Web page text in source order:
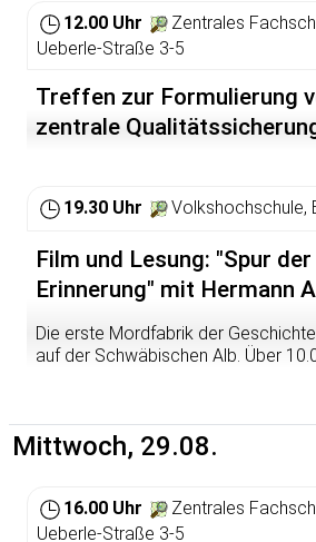
12.00 Uhr
Zentrales
Ueberle-Straße 3-5
Treffen zur Formulierung
zentrale
19.30 Uhr Volkshochschule,
Film und Lesung: "Spur der
Erinnerung" mit Hermann
Die erste Mordfabrik der
auf der Schwäbischen Alb. Über
heutigen Baden-Württemberg.
haben deshalb vor drei Jahren eine
vom Ort der Vernichtung "unwerten
Innenministerium in Stuttgart,
der Erinnerung.
Mittwoch, 29.08.
16.00 Uhr
Zentrales
Ueberle-Straße 3-5